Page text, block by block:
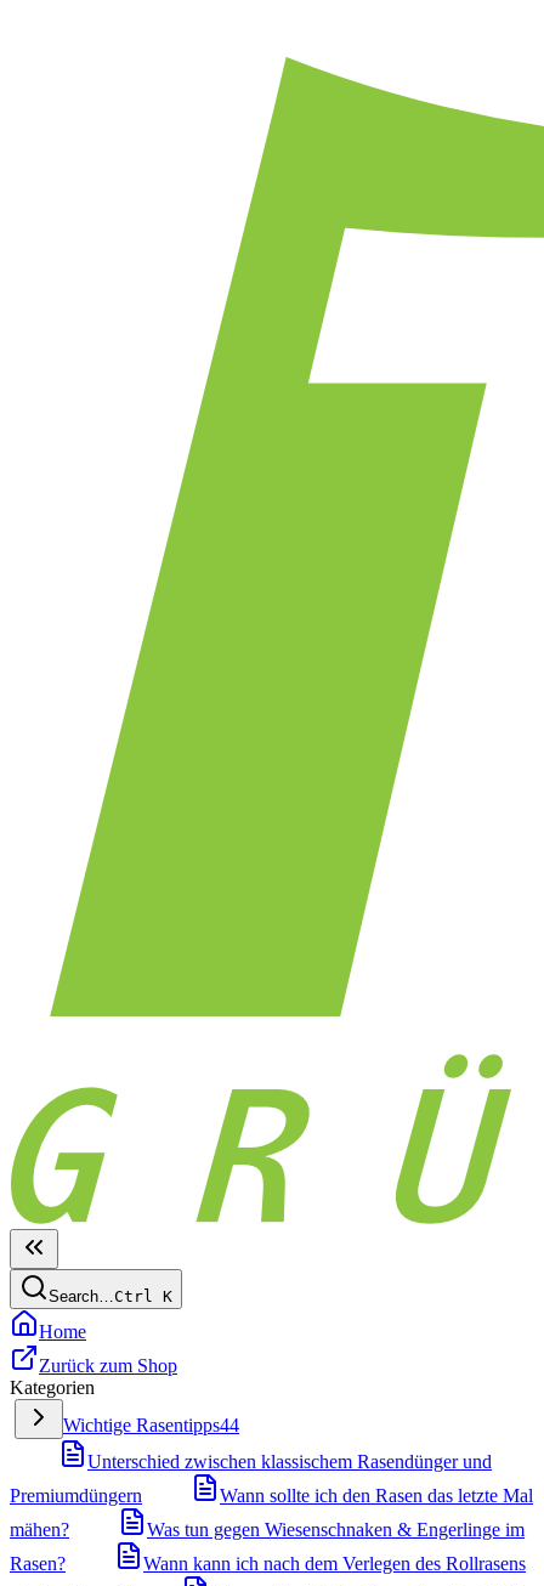
Search…Ctrl K
Home
Zurück zum Shop
Kategorien
Wichtige Rasentipps44
Unterschied zwischen klassischem Rasendünger und
Premiumdüngern
Wann sollte ich den Rasen das letzte Mal
mähen?
Was tun gegen Wiesenschnaken & Engerlinge im
Rasen?
Wann kann ich nach dem Verlegen des Rollrasens